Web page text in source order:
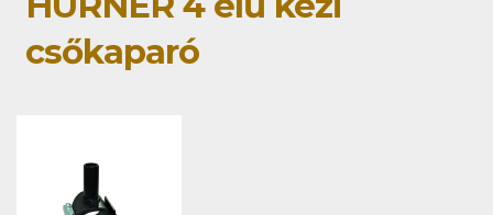
csőkaparó